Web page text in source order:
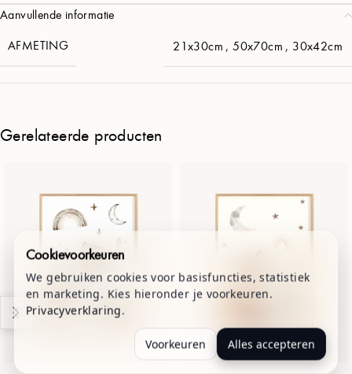
Aanvullende informatie
AFMETING
21x30cm ,50x70cm , 30x42cm
Gerelateerde producten
Cookievoorkeuren
We gebruiken cookies voor basisfuncties, statistiek
en marketing. Kies hieronder je voorkeuren.
Privacyverklaring.
Voorkeuren Alles accepteren